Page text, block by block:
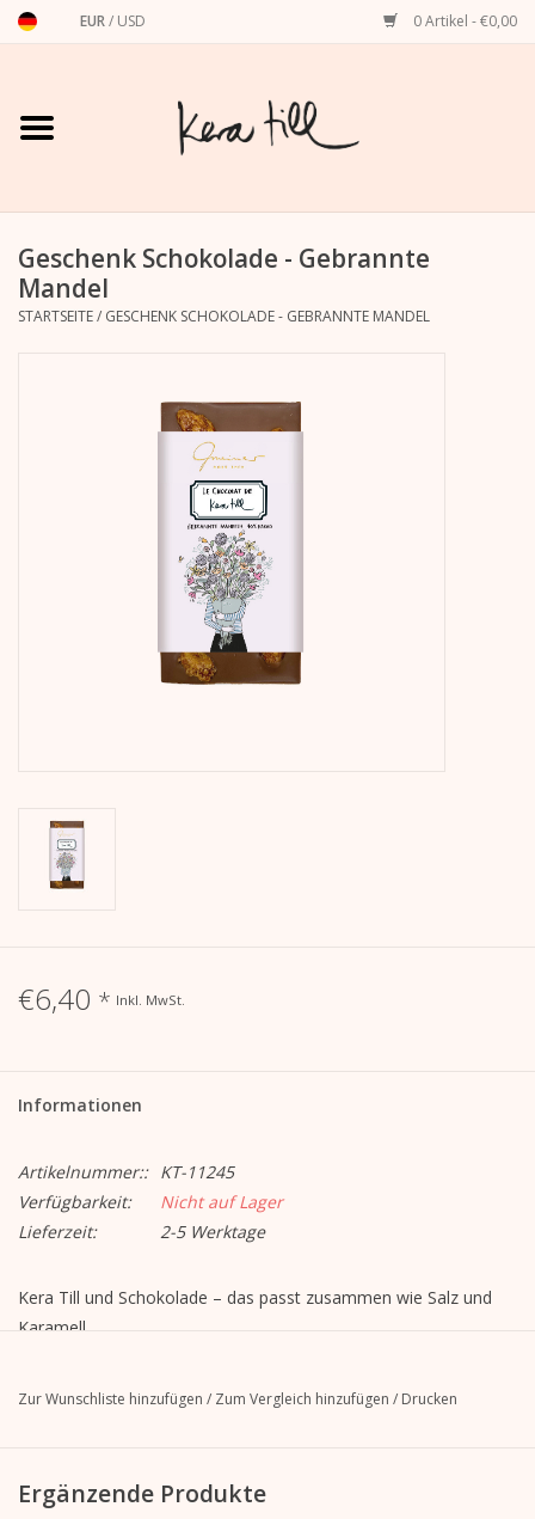
EUR/ USD 0 Artikel - €0,00
Startseite
Art Prints
Stationery
Bücher
Kera Till X GMEINER
Geschenk Schokolade - Gebrannte
Mandel
STARTSEITE/ GESCHENK SCHOKOLADE - GEBRANNTE MANDEL
€6,40 * Inkl. MwSt.
Informationen
Artikelnummer:: KT-11245
Verfügbarkeit:
Nicht auf Lager
Lieferzeit:
2-5 Werktage
Kera Till und Schokolade – das passt zusammen wie Salz und
Karamell,
Schokoladen-Edition „Le chocolat de Kera Till“ aus dem Hause
herausgekommen ist das perfekte Geschenk, zum Geburtstag
Zur Wunschliste hinzufügen / Zum Vergleich hinzufügen / Drucken
Ergänzende Produkte